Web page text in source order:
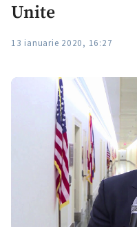
Unite
13 ianuarie 2020, 16:27